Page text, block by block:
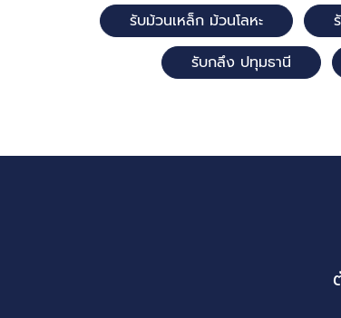
รับม้วนเหล็ก ม้วนโลหะ
รับกลึง ปทุมธานี